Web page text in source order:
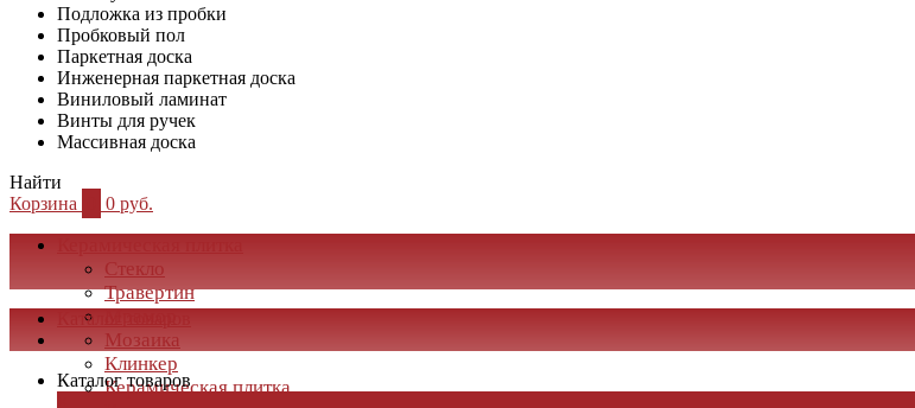
Подложка из пробки
Пробковый пол
Паркетная доска
Инженерная паркетная доска
Виниловый ламинат
Винты для ручек
Массивная доска
Найти
Корзина
0 руб.
Стекло
Травертин
Мрамор
Мозаика
Клинкер
Керамическая плитка
Каталог товаров
Каталог товаров